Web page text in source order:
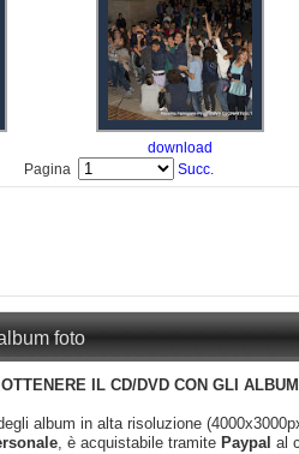
download
Pagina Succ.
foto
IL CD/DVD CON GLI
album in alta risoluzione
, è acquistabile tramite Paypal al